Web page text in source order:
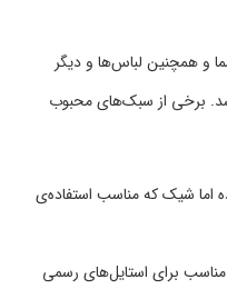
و همچنین لباس‌ها و دیگر
برخی از سبک‌های محبوب
اما شیک که مناسب استفاده‌ی
مناسب برای استایل‌های رسمی